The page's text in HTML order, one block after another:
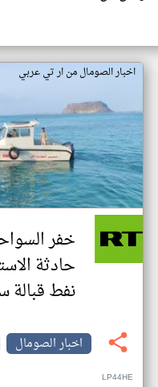
اخبار الصومال من ار تي عربي
خفر
حادثة
نفط
اخبار الصومال
LP44HE